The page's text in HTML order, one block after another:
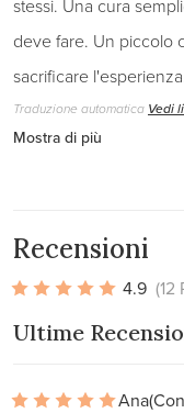
stessi. Una cura
deve fare. Un piccolo
sacrificare
Traduzione automatica Vedi
Mostra di più
Recensioni
4.9 (12
Ultime
Ana